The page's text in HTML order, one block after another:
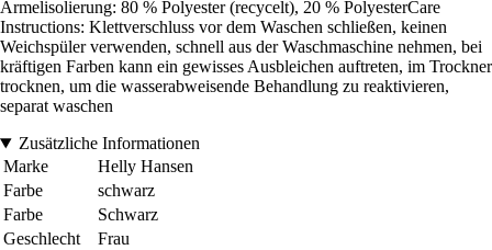
Ärmelisolierung: 80 % Polyester (recycelt), 20 % PolyesterCare
Instructions: Klettverschluss vor dem Waschen schließen, keinen
Weichspüler verwenden, schnell aus der Waschmaschine nehmen, bei
kräftigen Farben kann ein gewisses Ausbleichen auftreten, im Trockner
trocknen, um die wasserabweisende Behandlung zu reaktivieren,
separat waschen
Zusätzliche Informationen
Marke
Helly Hansen
Farbe
schwarz
Farbe
Schwarz
Geschlecht
Frau